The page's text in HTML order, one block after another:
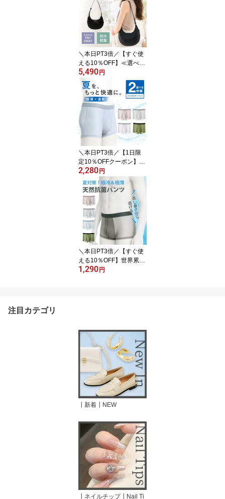
ー 痛くない 柔らかい 疲
れにくい レディース シ
ューズ アイボリー ブラ
ウン 黒 白 茶 ブラック ラ
ウンドトゥ 夏
＼本日PT3倍／【すぐ使
える10％OFF】≪選べる
福袋対象≫2way ハーフ
ムーン ショルダーバッグ
黒 ブラック ホーボーバ
ッグ レディース ミニバ
ッグ 斜めがけ 小さめ か
ばん 韓国 大人 カジュア
ル 軽量 軽い Chic Lab シ
ックラボ 実用性 アウト
5,490円
＼本日PT3倍／【1日限
定10％OFFクーポン】≪
選べる2枚セット≫世界
累計100万枚突破★涼し
い メンズ パンツ 抗菌 極
薄 冷却 大きいサイズ シ
ームレス ボクサーパンツ
4色カラー インナー下着
シンプル 肌着 シースル
ー 透け感 黒 グレー ブル
ー パープル ポイント消
化
2,280円
＼本日PT3倍／【すぐ使
える10％OFF】世界累計
100万枚突破【まずはお
ー デイリー グレー ブル
ー パープル グリーン
1,290円
注目カテゴリ
┃新着┃NEW
┃ネイルチップ┃Nail Ti